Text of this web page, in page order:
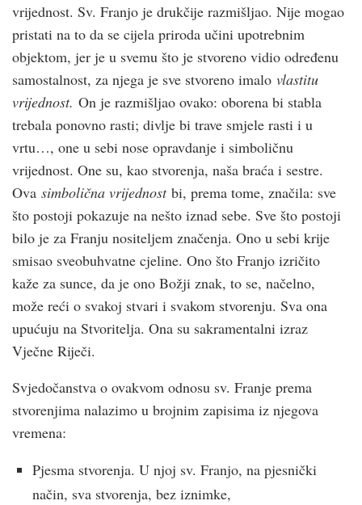
vrijednost. Sv. Franjo je drukčije razmišljao. Nije mogao
pristati na to da se cijela priroda učini upotrebnim
objektom, jer je u svemu što je stvoreno vidio određenu
samostalnost, za njega je sve stvoreno imalo vlastitu
vrijednost. On je razmišljao ovako: oborena bi stabla
trebala ponovno rasti; divlje bi trave smjele rasti i u
vrtu…, one u sebi nose opravdanje i simboličnu
vrijednost. One su, kao stvorenja, naša braća i sestre.
Ova simbolična vrijednostbi, prema tome, značila: sve
što postoji pokazuje na nešto iznad sebe. Sve što postoji
bilo je za Franju nositeljem značenja. Ono u sebi krije
smisao sveobuhvatne cjeline. Ono što Franjo izričito
kaže za sunce, da je ono Božji znak, to se, načelno,
može reći o svakoj stvari i svakom stvorenju. Sva ona
upućuju na Stvoritelja. Ona su sakramentalni izraz
Vječne Riječi.
Svjedočanstva o ovakvom odnosu sv. Franje prema
stvorenjima nalazimo u brojnim zapisima iz njegova
vremena:
Pjesma stvorenja. U njoj sv. Franjo, na pjesnički
način, sva stvorenja, bez iznimke,